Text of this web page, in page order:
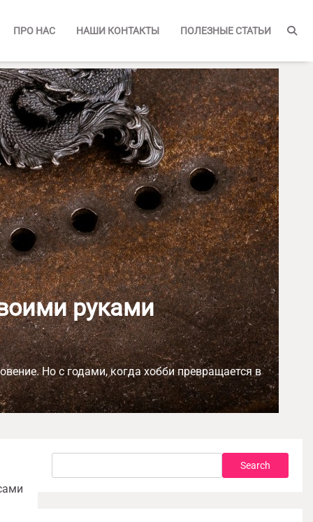
ПРО НАС НАШИ КОНТАКТЫ ПОЛЕЗНЫЕ СТАТЬИ
руками
Но с годами, когда хобби превращается в
Search